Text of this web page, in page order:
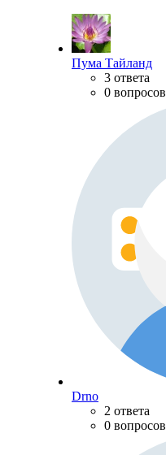
Пума Тайланд
3 ответа
0 вопросов
Drno
2 ответа
0 вопросов